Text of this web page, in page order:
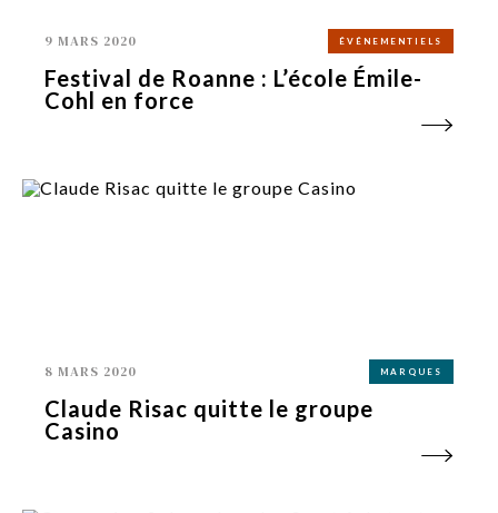
9 MARS 2020 ÉVÉNEMENTIELS
Festival de Roanne : L’école Émile-
Cohl en force
8 MARS 2020 MARQUES
Claude Risac quitte le groupe
Casino